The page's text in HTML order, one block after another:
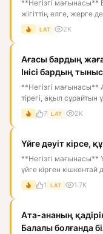
**Негізгі
жігіттің елге, жерге
тойған...
LAT 2K
Ағасы бардың
Інісі бардың
**Негізгі мағынасы**
тірегі, ақыл
7 LAT 2K
Үйге дәуіт кірсе,
**Негізгі мағынасы**
үйге кірген
1 LAT 1.7K
Ата-ананың
Балалы болғанда